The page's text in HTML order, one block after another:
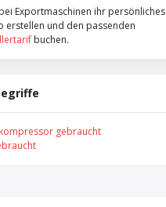
Exportmaschinen ihr persönliches
erstellen und den passenden
buchen.
gebraucht